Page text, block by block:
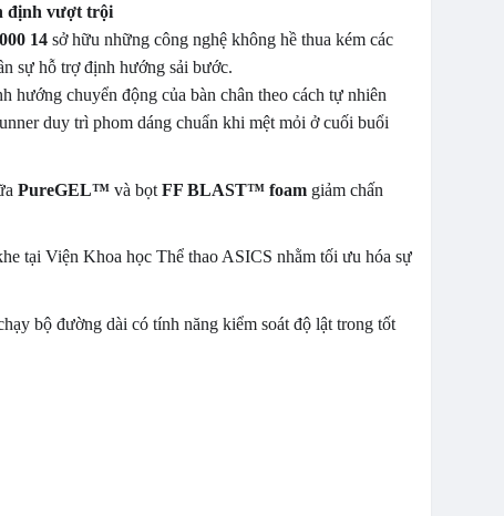
định vượt trội
14 sở hữu những công nghệ không hề thua kém các
sự hỗ trợ định hướng sải bước.
hướng chuyển động của bàn chân theo cách tự nhiên
duy trì phom dáng chuẩn khi mệt mỏi ở cuối buổi
PureGEL™ và bọt FF BLAST™ foam giảm chấn
tại Viện Khoa học Thể thao ASICS nhằm tối ưu hóa sự
bộ đường dài có tính năng kiểm soát độ lật trong tốt